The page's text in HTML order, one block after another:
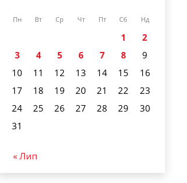
Пн Вт Ср Чт Пт Сб Нд
1
2
3
4 5 6 7 8
9
10
11 12 13 14 15
16
17
18 19 20 21 22
23
24
25 26 27 28 29
30
31
« Лип